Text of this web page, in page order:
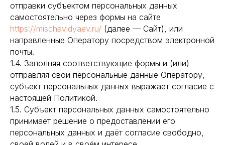
отправки субъектом персональных данных
самостоятельно через формы на сайте
https://mischavidyaev.ru/ (далее — Сайт), или
направленные Оператору посредством электронной
почты.
1.4. Заполняя соответствующие формы и (или)
отправляя свои персональные данные Оператору,
субъект персональных данных выражает согласие с
настоящей Политикой.
1.5. Субъект персональных данных самостоятельно
принимает решение о предоставлении его
персональных данных и даёт согласие свободно,